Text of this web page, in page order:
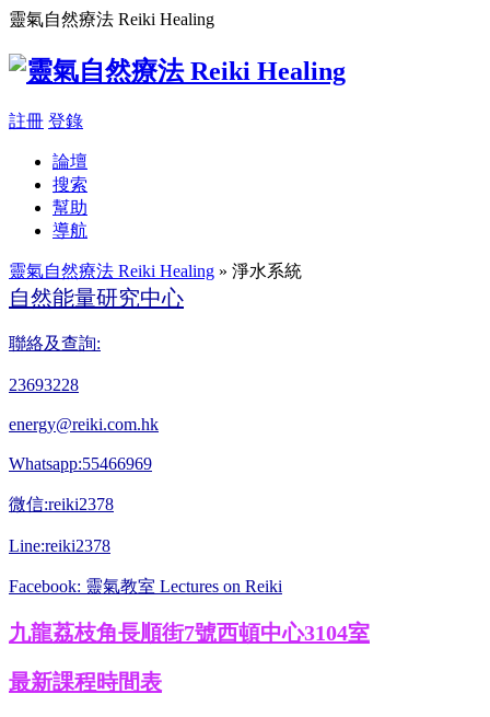
靈氣自然療法 Reiki Healing
註冊 登錄
論壇
搜索
幫助
導航
靈氣自然療法 Reiki Healing » 淨水系統
自然能量研究中心
聯絡及查詢:
23693228
energy@reiki.com.hk
Whatsapp:55466969
微信:reiki2378
Line:reiki2378
Facebook: 靈氣教室 Lectures on Reiki
九龍荔枝角長順街7號西頓中心3104室
最新課程時間表